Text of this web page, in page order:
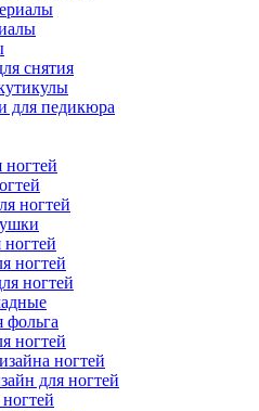
снятия
для педикюра
ногтей
ногтей
ногтей
фольга
ногтей
ногтей
для ногтей